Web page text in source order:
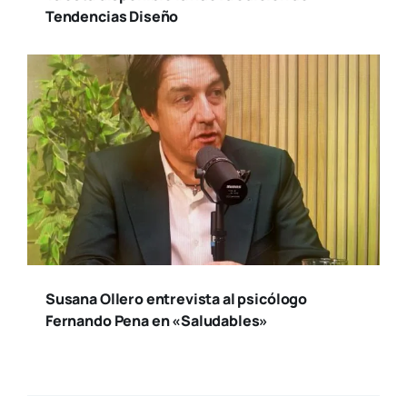
Tendencias Diseño
Susana Ollero entrevista al psicólogo
Fernando Pena en «Saludables»